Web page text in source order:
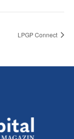
LPGP Connect